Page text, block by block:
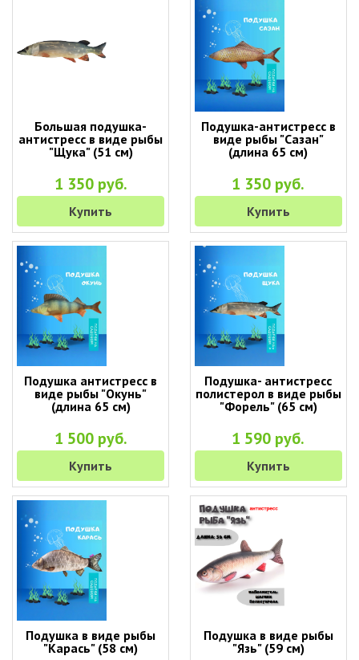
Большая подушка-
антистресс в виде рыбы
"Щука" (51 см)
1 350 руб.
Купить
Подушка-антистресс в
виде рыбы "Сазан"
(длина 65 см)
1 350 руб.
Купить
Подушка антистресс в
виде рыбы "Окунь"
(длина 65 см)
1 500 руб.
Купить
Подушка- антистресс
полистерол в виде рыбы
"Форель" (65 см)
1 590 руб.
Купить
Подушка в виде рыбы
"Карась" (58 см)
Подушка в виде рыбы
"Язь" (59 см)